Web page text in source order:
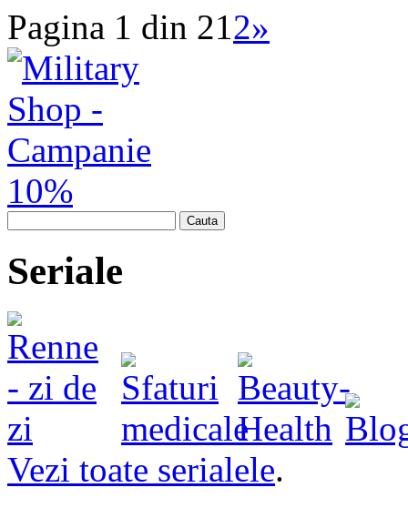
Pagina 1 din 212»
Cauta
Seriale
Vezi toate serialele.